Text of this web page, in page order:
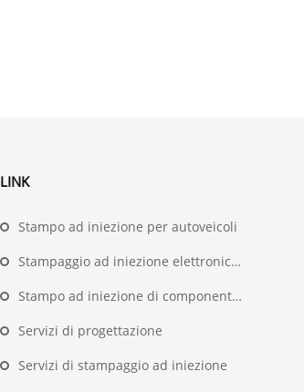
LINK
Stampo ad iniezione per autoveicoli
Stampaggio ad iniezione elettronica ed elettrico
Stampo ad iniezione di componenti medici
Servizi di progettazione
Servizi di stampaggio ad iniezione